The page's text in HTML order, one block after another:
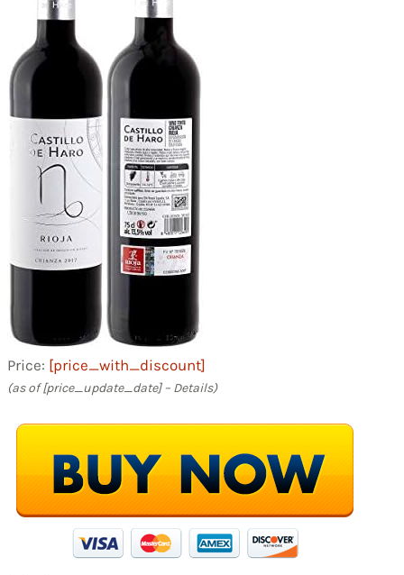
Price: [price_with_discount]
(as of [price_update_date] – Details)